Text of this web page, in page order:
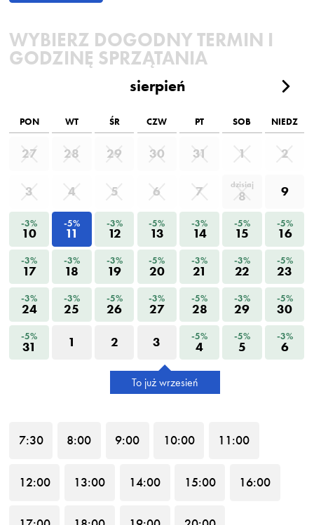
WYBIERZ DOGODNY TERMIN I
GODZINĘ SPRZĄTANIA
sierpień
PON WT ŚR CZW PT SOB NIEDZ
27 28 29 30 31 1 2
3 4 5 6 7 dzisiaj
8 9
-3%
10
-5%
11
-3%
12
-5%
13
-3%
14
-5%
15
-5%
16
-3%
17
-3%
18
-3%
19
-5%
20
-3%
21
-3%
22
-5%
23
-3%
24
-3%
25
-5%
26
-3%
27
-5%
28
-3%
29
-5%
30
-5%
31 1 2 3 -5%
4
-5%
5
-3%
6
To już wrzesień
7:30 8:00 9:00 10:00 11:00
12:00 13:00 14:00 15:00 16:00